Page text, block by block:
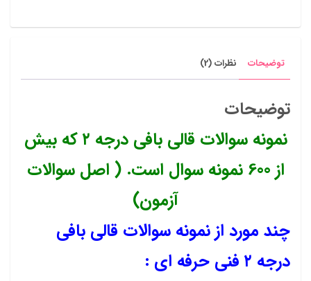
توضیحات نظرات (2)
توضیحات
نمونه سوالات قالی بافی درجه ۲ که بیش
از 600 نمونه سوال است. ( اصل سوالات
آزمون)
چند مورد از نمونه سوالات قالی بافی
درجه ۲ فنی حرفه ای :